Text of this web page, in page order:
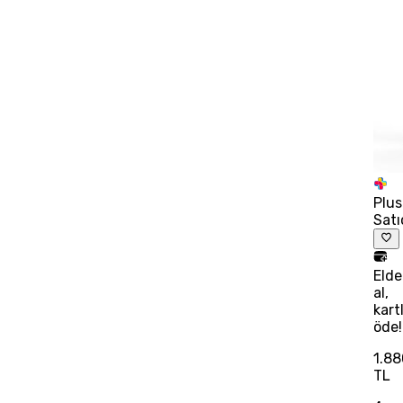
Plus
al,
öde!
TL